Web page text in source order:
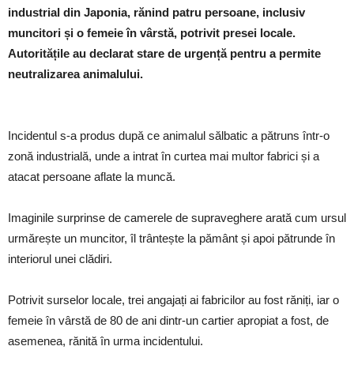
industrial din Japonia, rănind patru persoane, inclusiv
muncitori și o femeie în vârstă, potrivit presei locale.
Autoritățile au declarat stare de urgență pentru a permite
neutralizarea animalului.
Incidentul s-a produs după ce animalul sălbatic a pătruns într-o
zonă industrială, unde a intrat în curtea mai multor fabrici și a
atacat persoane aflate la muncă.
Imaginile surprinse de camerele de supraveghere arată cum ursul
urmărește un muncitor, îl trântește la pământ și apoi pătrunde în
interiorul unei clădiri.
Potrivit surselor locale, trei angajați ai fabricilor au fost răniți, iar o
femeie în vârstă de 80 de ani dintr-un cartier apropiat a fost, de
asemenea, rănită în urma incidentului.